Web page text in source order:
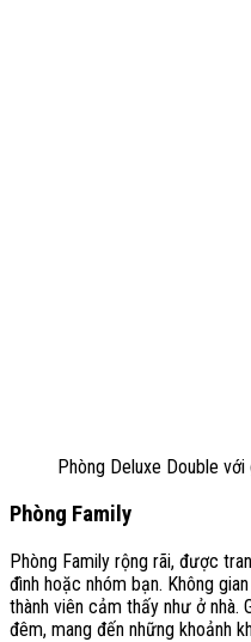
Phòng Deluxe Double
Phòng Family
Phòng Family rộng rãi, được
đình hoặc nhóm bạn. Không
thành viên cảm thấy như ở nhà.
đêm, mang đến những khoảnh